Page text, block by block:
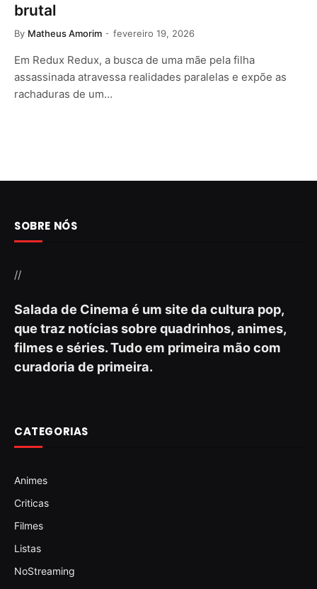
brutal
By Matheus Amorim fevereiro 19, 2026
Em Redux Redux, a busca de uma mãe pela filha
assassinada atravessa realidades paralelas e expõe as
rachaduras de um…
SOBRE NÓS
//
Salada de Cinema é um site da cultura pop,
que traz notícias sobre quadrinhos, animes,
filmes e séries. Tudo em primeira mão com
curadoria de primeira.
CATEGORIAS
Animes
Criticas
Filmes
Listas
NoStreaming